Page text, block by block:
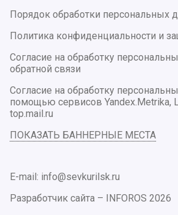
Порядок обработки персональных
Политика конфиденциальности и
Согласие на обработку
обратной связи
Согласие на обработку
помощью сервисов Yandex.Metrika,
top.mail.ru
ПОКАЗАТЬ БАННЕРНЫЕ МЕСТА
E-mail: info@sevkurilsk.ru
Разработчик сайта –
INFOROS 2026